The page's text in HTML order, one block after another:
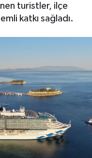
turistler, ilçe
katkı sağladı.